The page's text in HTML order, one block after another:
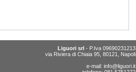
Liguori srl - P.Iva 09690231213
via Riviera di Chiaia 95, 80121, Napoli
e-mail: info@liguori.it